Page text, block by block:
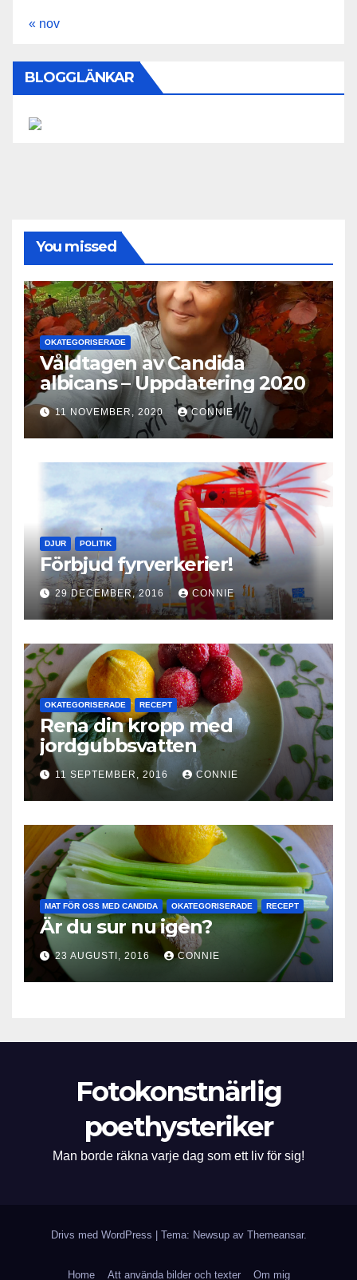
« nov
BLOGGLÄNKAR
You missed
OKATEGORISERADE
Våldtagen av Candida
albicans – Uppdatering 2020
11 NOVEMBER, 2020 CONNIE
DJUR POLITIK
Förbjud fyrverkerier!
29 DECEMBER, 2016 CONNIE
OKATEGORISERADE RECEPT
Rena din kropp med
jordgubbsvatten
11 SEPTEMBER, 2016 CONNIE
MAT FÖR OSS MED CANDIDA OKATEGORISERADE RECEPT
Är du sur nu igen?
23 AUGUSTI, 2016 CONNIE
Fotokonstnärlig
poethysteriker
Man borde räkna varje dag som ett liv för sig!
Drivs med WordPress Tema: Newsup av Themeansar.
Home Att använda bilder och texter Om mig